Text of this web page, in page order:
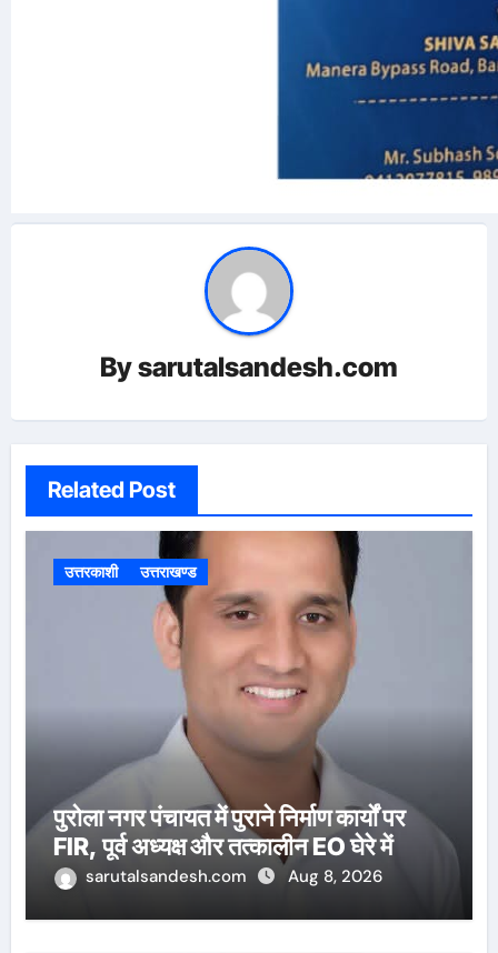
Bysarutalsandesh.com
Related Post
उत्तरकाशी उत्तराखण्ड
पुरोला नगर पंचायत में पुराने निर्माण कार्यों पर
FIR, पूर्व अध्यक्ष और तत्कालीन EO घेरे में
sarutalsandesh.com Aug 8, 2026